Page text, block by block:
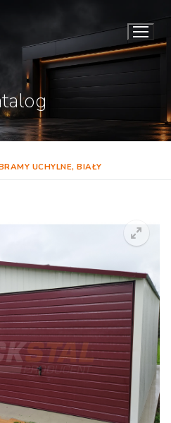
UCHYLNE, BIAŁY